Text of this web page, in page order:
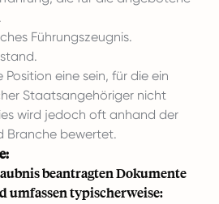
Führungszeugnis.
eine sein, für die ein
Staatsangehöriger nicht
wird jedoch oft anhand der
Branche bewertet.
beantragten Dokumente
umfassen typischerweise: